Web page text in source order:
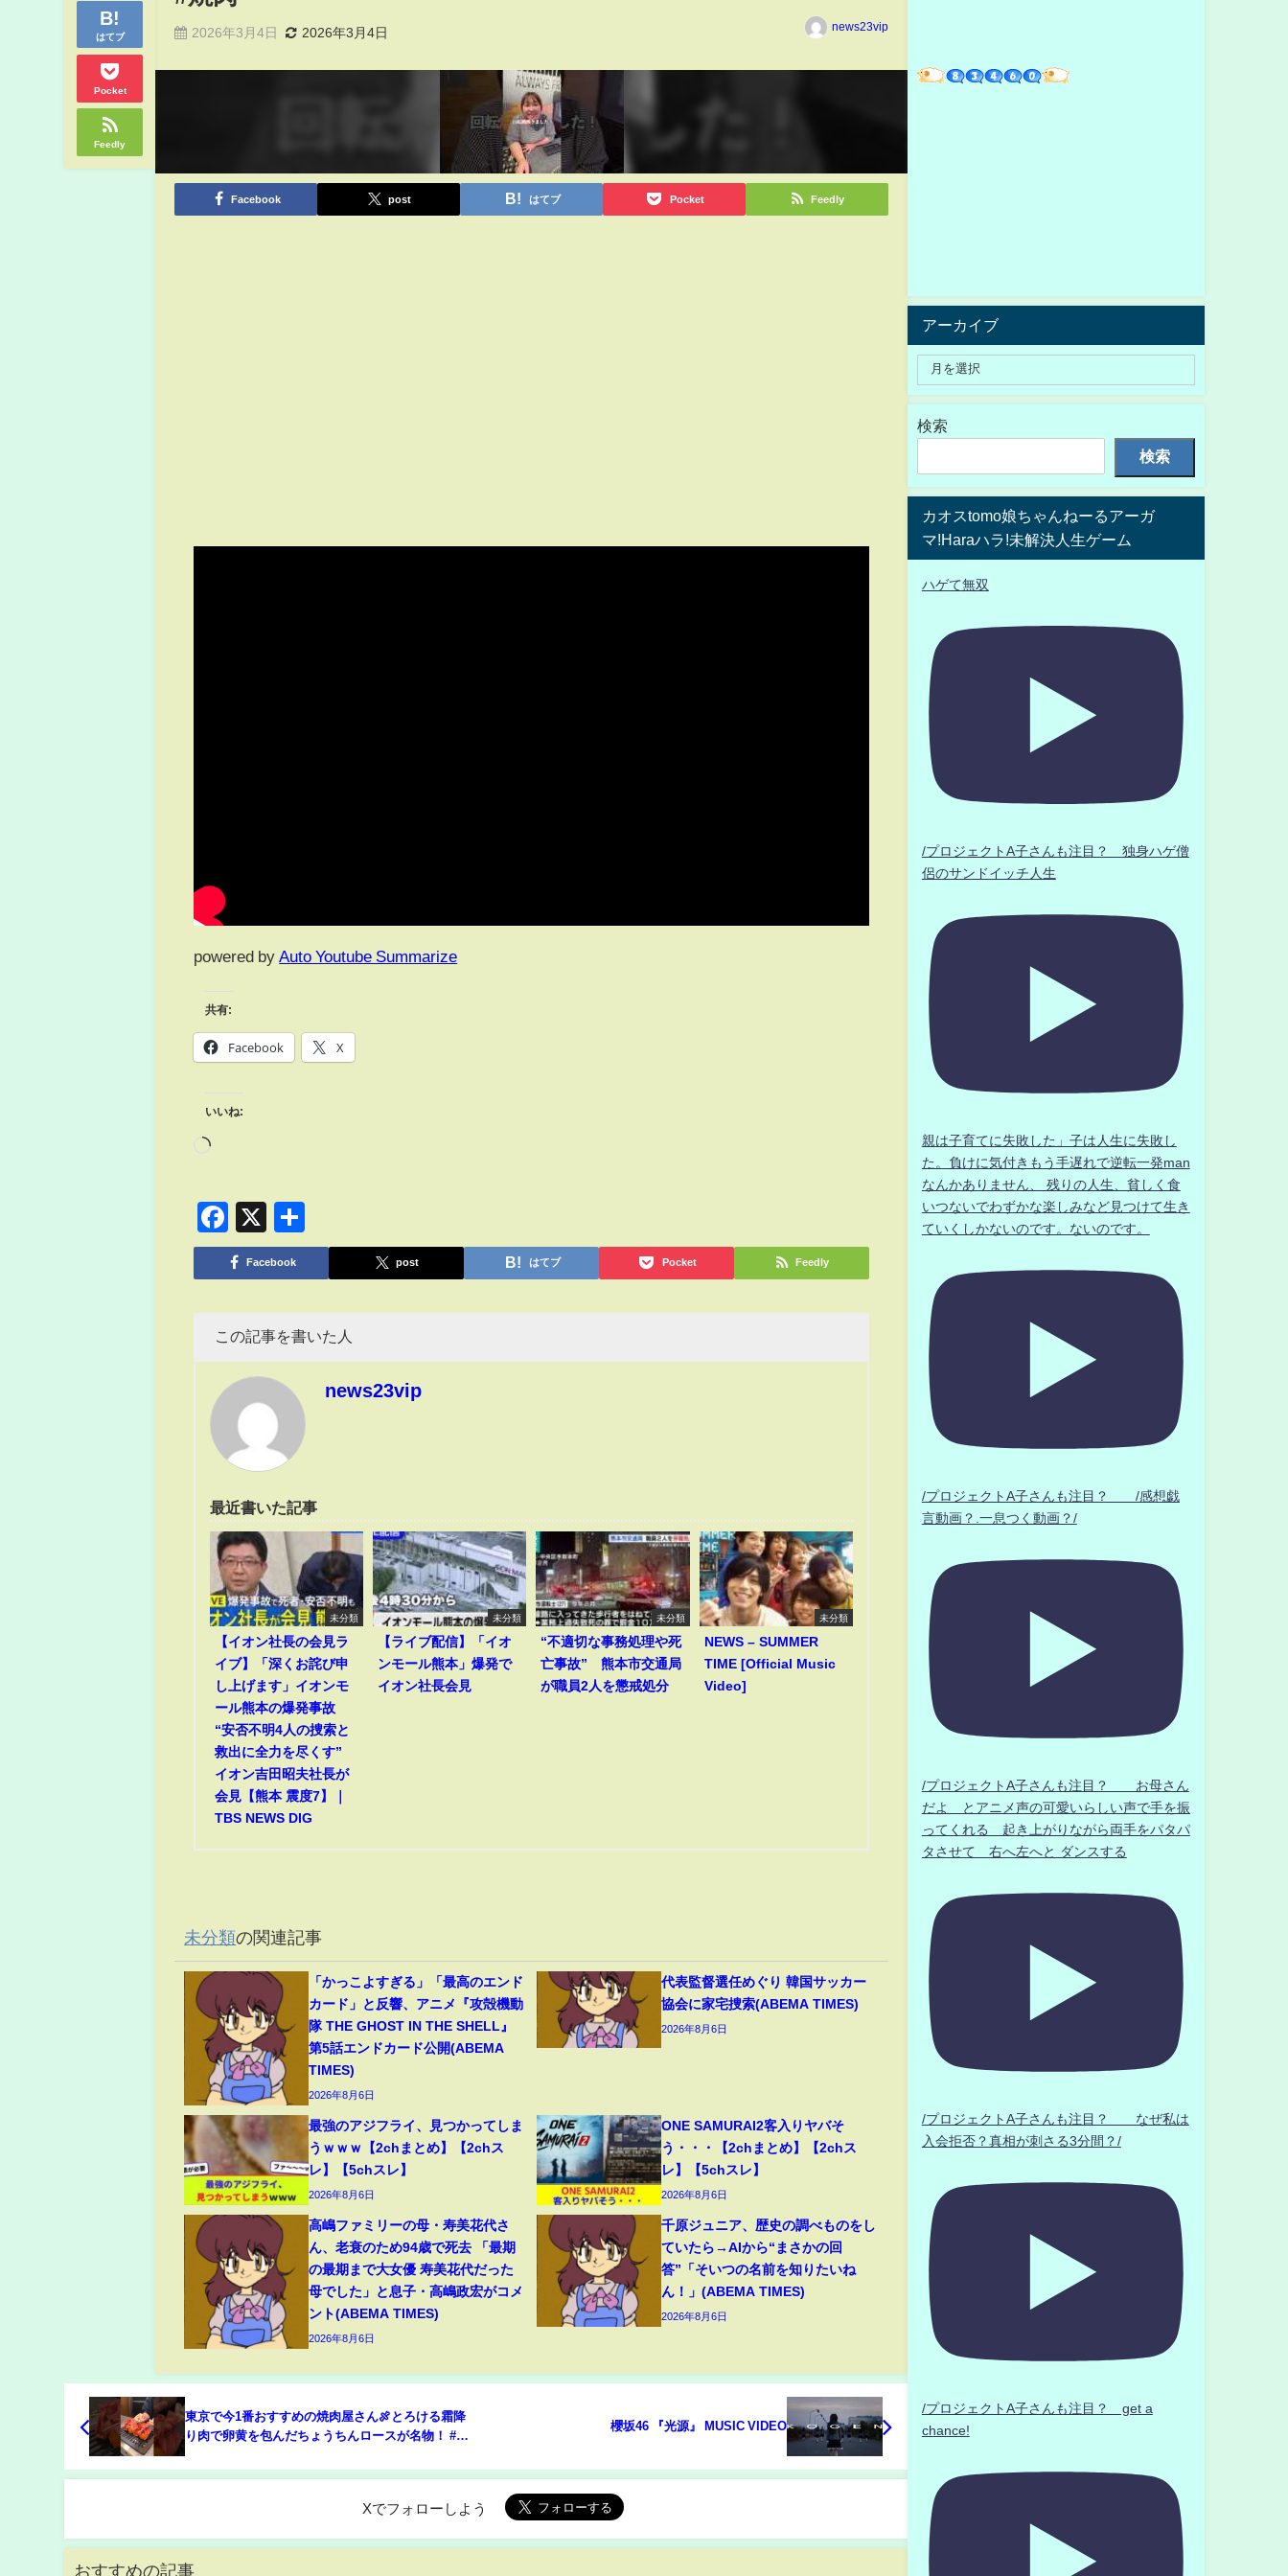
はてブ
Pocket
Feedly
2026年3月4日 2026年3月4日 news23vip
Facebook post はてブ Pocket Feedly
powered by Auto Youtube Summarize
共有:
Facebook X
いいね:
Facebook
X
有
Facebook post はてブ Pocket Feedly
この記事を書いた人
news23vip
最近書いた記事
未分類
【イオン社長の会見ラ
イブ】「深くお詫び申
し上げます」イオンモ
ール熊本の爆発事故
“安否不明4人の捜索と
救出に全力を尽くす”
イオン吉田昭夫社長が
会見【熊本 震度7】｜
TBS NEWS DIG
未分類
【ライブ配信】「イオ
ンモール熊本」爆発で
イオン社長会見
未分類
“不適切な事務処理や死
亡事故” 熊本市交通局
が職員2人を懲戒処分
未分類
NEWS – SUMMER
TIME [Official Music
Video]
未分類の関連記事
「かっこよすぎる」「最高のエンド
カード」と反響、アニメ『攻殻機動
隊 THE GHOST IN THE SHELL』
第5話エンドカード公開(ABEMA
TIMES)
2026年8月6日
代表監督選任めぐり 韓国サッカー
協会に家宅捜索(ABEMA TIMES)
2026年8月6日
最強のアジフライ、見つかってしま
うｗｗｗ【2chまとめ】【2chス
レ】【5chスレ】
2026年8月6日
ONE SAMURAI2客入りヤバそ
う・・・【2chまとめ】【2chス
レ】【5chスレ】
2026年8月6日
高嶋ファミリーの母・寿美花代さ
ん、老衰のため94歳で死去 「最期
の最期まで大女優 寿美花代だった
母でした」と息子・高嶋政宏がコメ
ント(ABEMA TIMES)
2026年8月6日
千原ジュニア、歴史の調べものをし
ていたら→AIから“まさかの回
答”「そいつの名前を知りたいね
ん！」(ABEMA TIMES)
2026年8月6日
東京で今1番おすすめの焼肉屋さん🍖とろける霜降
り肉で卵黄を包んだちょうちんロースが名物！ #東
櫻坂46 『光源』 MUSIC VIDEO
Xでフォローしよう
おすすめの記事
アーカイブ
検索
検索
カオスtomo娘ちゃんねーるアーガ
マ!Haraハラ!未解決人生ゲーム
ハゲて無双
/プロジェクトA子さんも注目？ 独身ハゲ僧
侶のサンドイッチ人生
親は子育てに失敗した」子は人生に失敗し
た。負けに気付きもう手遅れで逆転一発man
なんかありません、 残りの人生、貧しく食
いつないでわずかな楽しみなど見つけて生き
ていくしかないのです。ないのです。
/プロジェクトA子さんも注目？ /感想戯
言動画？.一息つく動画？/
/プロジェクトA子さんも注目？ お母さん
だよ とアニメ声の可愛いらしい声で手を振
ってくれる 起き上がりながら両手をパタパ
タさせて 右へ左へと ダンスする
/プロジェクトA子さんも注目？ なぜ私は
入会拒否？真相が刺さる3分間？/
/プロジェクトA子さんも注目？ get a
chance!